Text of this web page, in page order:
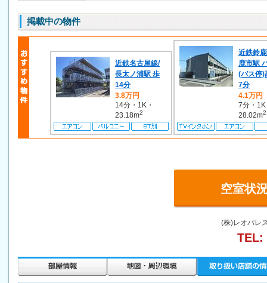
掲載中の物件
近鉄名古屋線/
長太ノ浦駅 歩
14分
3.8万円
14分・1K・
23.18m2
近鉄鈴
鹿市駅
(バス停)
7分
4.1万円
7分・1K
28.02m2
空室状
(株)レオパレ
TEL: